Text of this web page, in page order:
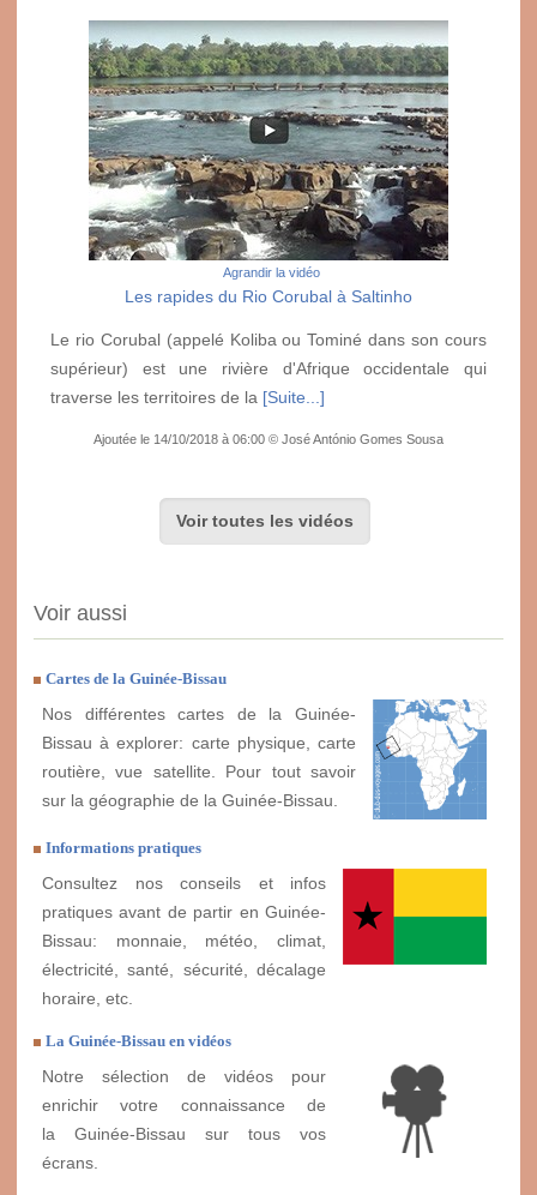
Agrandir la vidéo
Les rapides du Rio Corubal à Saltinho
Le rio Corubal (appelé Koliba ou Tominé dans son cours
supérieur) est une rivière d'Afrique occidentale qui
traverse les territoires de la [Suite...]
Ajoutée le 14/10/2018 à 06:00 © José António Gomes Sousa
Voir toutes les vidéos
Voir aussi
Cartes de la Guinée-Bissau
Nos différentes cartes de la Guinée-
Bissau à explorer: carte physique, carte
routière, vue satellite. Pour tout savoir
sur la géographie de la Guinée-Bissau.
Informations pratiques
Consultez nos conseils et infos
pratiques avant de partir en Guinée-
Bissau: monnaie, météo, climat,
électricité, santé, sécurité, décalage
horaire, etc.
La Guinée-Bissau en vidéos
Notre sélection de vidéos pour
enrichir votre connaissance de
la Guinée-Bissau sur tous vos
écrans.